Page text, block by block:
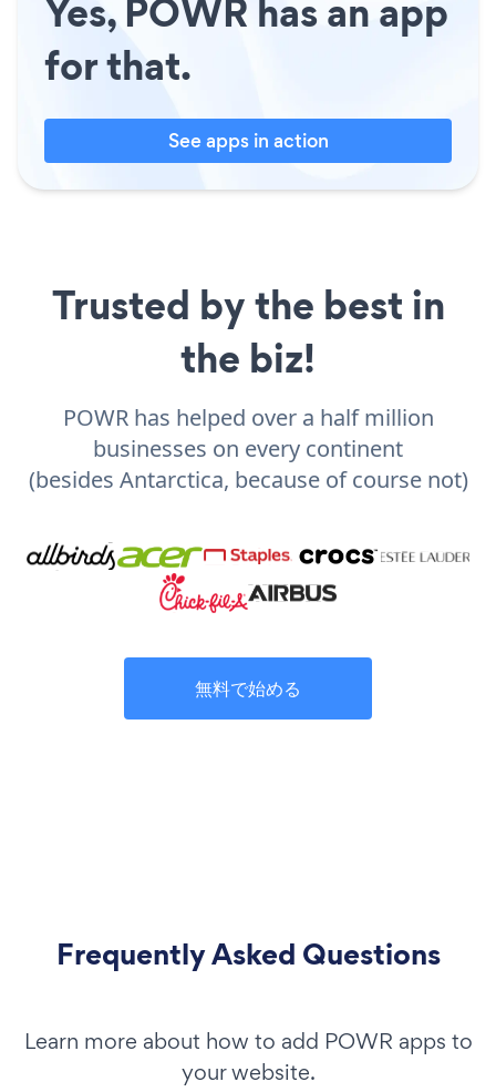
Yes, POWR has an app
for that.
See apps in action
Trusted by the best in
the biz!
POWR has helped over a half million
businesses on every continent
(besides Antarctica, because of course not)
無料で始める
Frequently Asked Questions
Learn more about how to add POWR apps to
your website.